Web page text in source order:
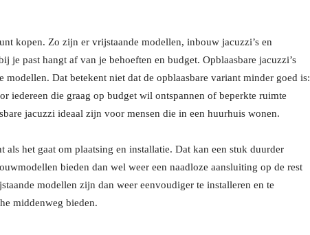
kopen. Zo zijn er vrijstaande modellen, inbouw jacuzzi’s en
je past hangt af van je behoeften en budget. Opblaasbare jacuzzi’s
Dat betekent niet dat de opblaasbare variant minder goed is:
iedereen die graag op budget wil ontspannen of beperkte ruimte
jacuzzi ideaal zijn voor mensen die in een huurhuis wonen.
als het gaat om plaatsing en installatie. Dat kan een stuk duurder
bieden dan wel weer een naadloze aansluiting op de rest
modellen zijn dan weer eenvoudiger te installeren en te
middenweg bieden.